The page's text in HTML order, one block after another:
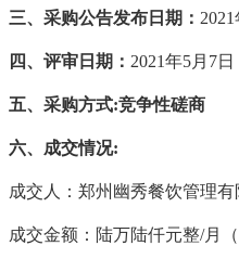
三、采购公告发布日期：
四、评审日期： 2021年5月7日
五、采购方式:竞争性磋商
六、成交情况:
成交人：郑州幽秀餐饮管理有
成交金额：陆万陆仟元整/月